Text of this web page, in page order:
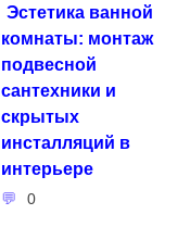
Эстетика ванной
комнаты: монтаж
подвесной
сантехники и
скрытых
инсталляций в
интерьере
0